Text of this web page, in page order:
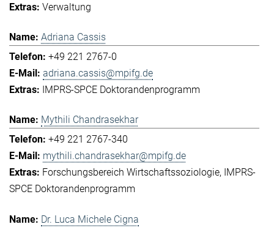
Verwaltung
Adriana Cassis
+49 221 2767-0
adriana.cassis@mpifg.de
IMPRS-SPCE Doktorandenprogramm
Mythili Chandrasekhar
+49 221 2767-340
mythili.chandrasekhar@mpifg.de
Forschungsbereich Wirtschaftssoziologie
IMPRS-
SPCE Doktorandenprogramm
Dr. Luca Michele Cigna